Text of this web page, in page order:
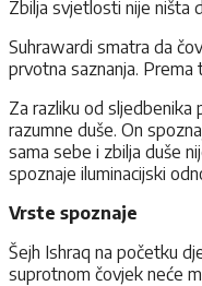
Zbilja svjetlosti nije ništa
Suhrawardi smatra da
prvotna saznanja.
Za razliku od
razumne duše. On
sama sebe i zbilja duše
spoznaje iluminacijski
Vrste spoznaje
Šejh Ishraq na početku
suprotnom čovjek neće